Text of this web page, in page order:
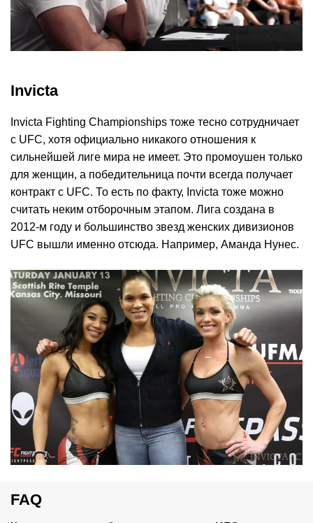
Invicta
Invicta Fighting Championships тоже тесно сотрудничает
с UFC, хотя официально никакого отношения к
сильнейшей лиге мира не имеет. Это промоушен только
для женщин, а победительница почти всегда получает
контракт с UFC. То есть по факту, Invicta тоже можно
считать неким отборочным этапом. Лига создана в
2012-м году и большинство звезд женских дивизионов
UFC вышли именно отсюда. Например, Аманда Нунес.
FAQ